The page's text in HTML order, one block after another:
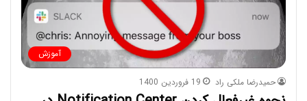
آموزش
حمیدرضا ملکی راد 19 فروردین 1400